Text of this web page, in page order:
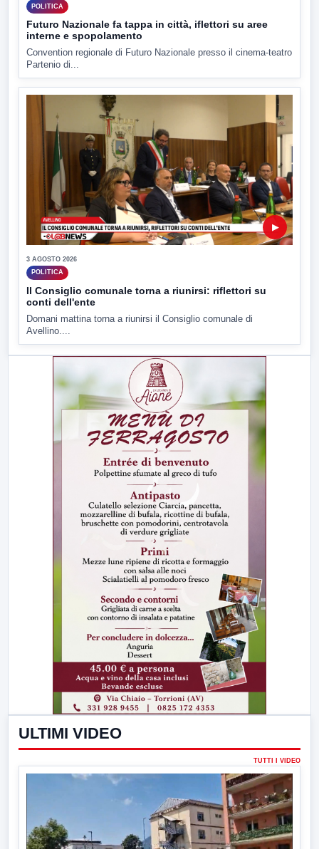
POLITICA
Futuro Nazionale fa tappa in città, iflettori su aree
interne e spopolamento
Convention regionale di Futuro Nazionale presso il cinema-teatro
Partenio di...
▶
3 AGOSTO 2026
POLITICA
Il Consiglio comunale torna a riunirsi: riflettori su
conti dell'ente
Domani mattina torna a riunirsi il Consiglio comunale di
Avellino....
ULTIMI VIDEO
TUTTI I VIDEO